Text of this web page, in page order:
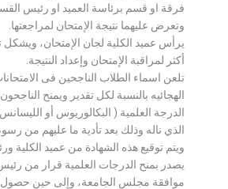
فرقة او قسم برئاسة العميد او رئيس
وتعرض عليهما نتيجة الإمتحان لمراجعتها.
يرأس عميد الكلية لجان الإمتحان،
أكثر لمراقبة الإمتحان وإعداد النتيجة.
تلعن اسماء الطلاب الناجحين فى
الهجائيه بالنسبة لكل تقدير ويمنح
الدرجة العلمية ( البكالوريوس أو الليسانس )
الذي ناله وذلك بعد تأدية ما عليهم من
ويتم توقيع هذه الشهادة من عميد الكلية
يصدر بمنح الدرجات العلمية قرار من
موافقة مجلس الجامعة، وإلى حين